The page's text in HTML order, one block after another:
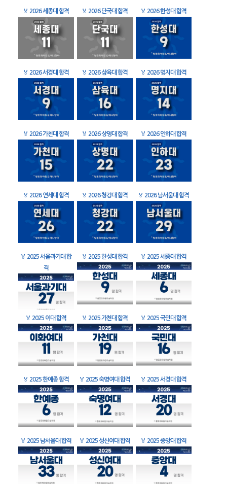
🏅 2026 세종대 합격 🏅 2026 단국대 합격 🏅 2026 한성대 합격
🏅 2026 서경대 합격 🏅 2026 삼육대 합격 🏅 2026 명지대 합격
🏅 2026 가천대 합격 🏅 2026 상명대 합격 🏅 2026 인하대 합격
🏅 2026 연세대 합격 🏅 2026 청강대 합격 🏅 2026 남서울대 합격
🏅 2025 서울과기대 합
격
🏅 2025 한성대 합격 🏅 2025 세종대 합격
🏅 2025 이대 합격 🏅 2025 가천대 합격 🏅 2025 국민대 합격
🏅 2025 한예종 합격 🏅 2025 숙명여대 합격 🏅 2025 서경대 합격
🏅 2025 남서울대 합격 🏅 2025 성신여대 합격 🏅 2025 중앙대 합격